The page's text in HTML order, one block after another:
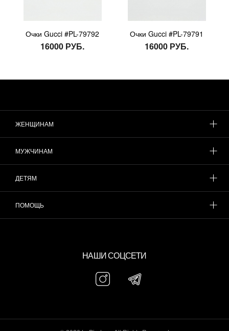
Очки Gucci #PL-79792
16000 РУБ.
Очки Gucci #PL-79791
16000 РУБ.
ЖЕНЩИНАМ
МУЖЧИНАМ
ДЕТЯМ
ПОМОЩЬ
НАШИ СОЦСЕТИ